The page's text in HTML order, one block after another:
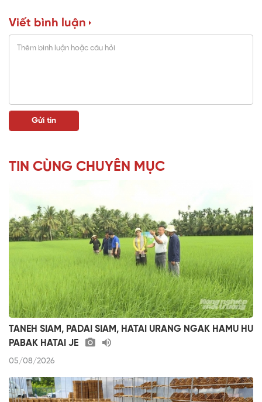
Viết bình luận
TIN CÙNG CHUYÊN MỤC
TANEH SIAM, PADAI SIAM, HATAI URANG NGAK HAMU HU
PABAK HATAI JE
05/08/2026